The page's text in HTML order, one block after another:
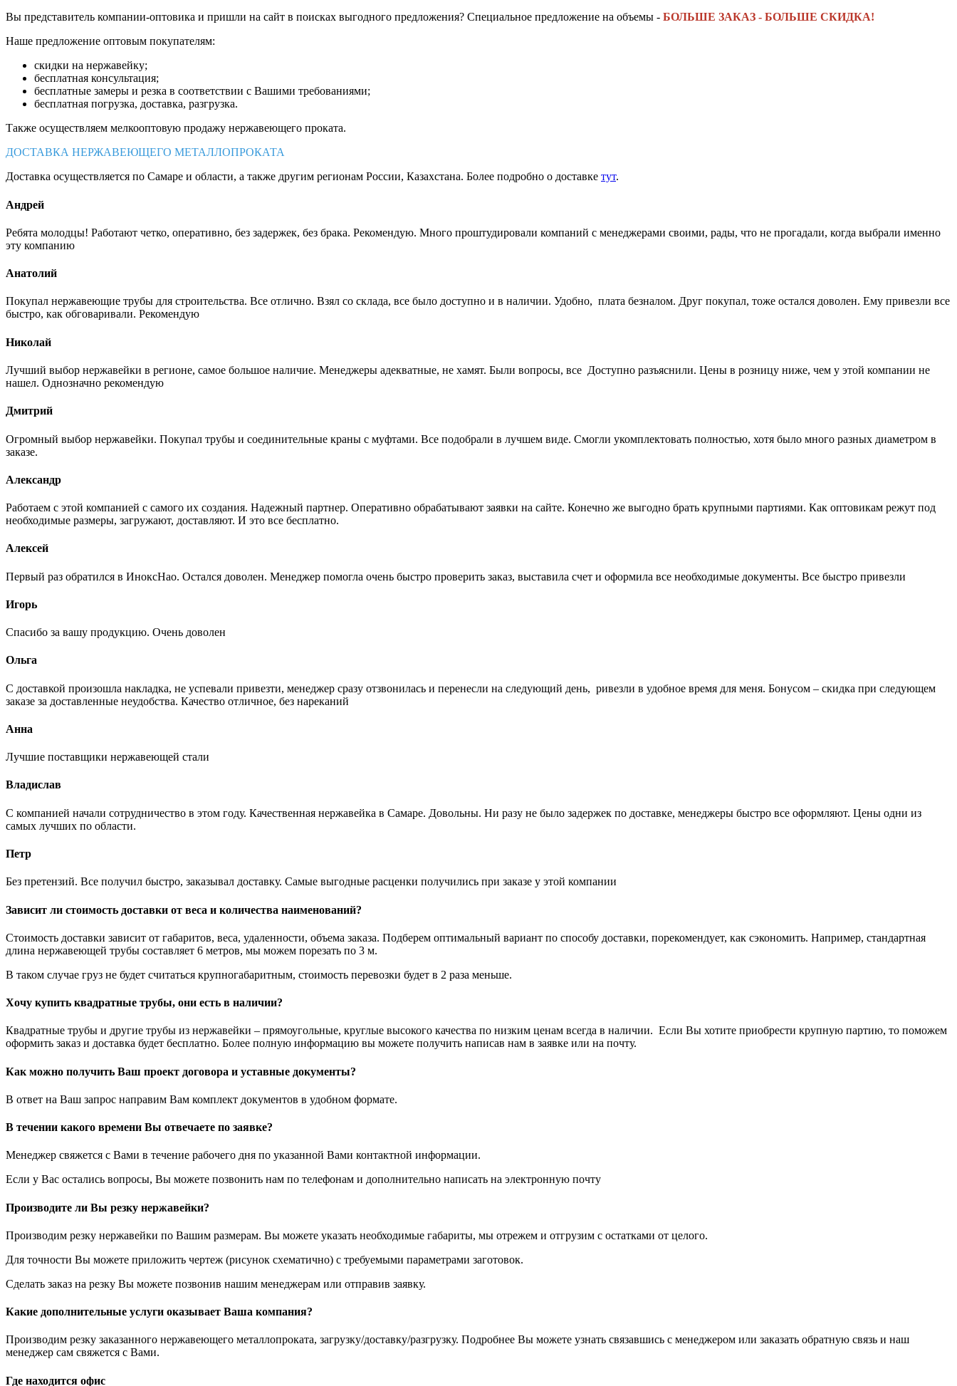
Вы представитель компании-оптовика и пришли на сайт в поисках выгодного предложения? Специальное предложение на объемы - БОЛЬШЕ ЗАКАЗ - БОЛЬШЕ СКИДКА!
Наше предложение оптовым покупателям:
скидки на нержавейку;
бесплатная консультация;
бесплатные замеры и резка в соответствии с Вашими требованиями;
бесплатная погрузка, доставка, разгрузка.
Также осуществляем мелкооптовую продажу нержавеющего проката.
ДОСТАВКА НЕРЖАВЕЮЩЕГО МЕТАЛЛОПРОКАТА
Доставка осуществляется по Самаре и области, а также другим регионам России, Казахстана. Более подробно о доставке тут.
Андрей
Ребята молодцы! Работают четко, оперативно, без задержек, без брака. Рекомендую. Много проштудировали компаний с менеджерами своими, рады, что не прогадали, когда выбрали именно
эту компанию
Анатолий
Покупал нержавеющие трубы для строительства. Все отлично. Взял со склада, все было доступно и в наличии. Удобно, плата безналом. Друг покупал, тоже остался доволен. Ему привезли все
быстро, как обговаривали. Рекомендую
Николай
Лучший выбор нержавейки в регионе, самое большое наличие. Менеджеры адекватные, не хамят. Были вопросы, все Доступно разъяснили. Цены в розницу ниже, чем у этой компании не
нашел. Однозначно рекомендую
Дмитрий
Огромный выбор нержавейки. Покупал трубы и соединительные краны с муфтами. Все подобрали в лучшем виде. Смогли укомплектовать полностью, хотя было много разных диаметром в
заказе.
Александр
Работаем с этой компанией с самого их создания. Надежный партнер. Оперативно обрабатывают заявки на сайте. Конечно же выгодно брать крупными партиями. Как оптовикам режут под
необходимые размеры, загружают, доставляют. И это все бесплатно.
Алексей
Первый раз обратился в ИноксНао. Остался доволен. Менеджер помогла очень быстро проверить заказ, выставила счет и оформила все необходимые документы. Все быстро привезли
Игорь
Спасибо за вашу продукцию. Очень доволен
Ольга
С доставкой произошла накладка, не успевали привезти, менеджер сразу отзвонилась и перенесли на следующий день, ривезли в удобное время для меня. Бонусом – скидка при следующем
заказе за доставленные неудобства. Качество отличное, без нареканий
Анна
Лучшие поставщики нержавеющей стали
Владислав
С компанией начали сотрудничество в этом году. Качественная нержавейка в Самаре. Довольны. Ни разу не было задержек по доставке, менеджеры быстро все оформляют. Цены одни из
самых лучших по области.
Петр
Без претензий. Все получил быстро, заказывал доставку. Самые выгодные расценки получились при заказе у этой компании
Зависит ли стоимость доставки от веса и количества наименований?
Стоимость доставки зависит от габаритов, веса, удаленности, объема заказа. Подберем оптимальный вариант по способу доставки, порекомендует, как сэкономить. Например, стандартная
длина нержавеющей трубы составляет 6 метров, мы можем порезать по 3 м.
В таком случае груз не будет считаться крупногабаритным, стоимость перевозки будет в 2 раза меньше.
Хочу купить квадратные трубы, они есть в наличии?
Квадратные трубы и другие трубы из нержавейки – прямоугольные, круглые высокого качества по низким ценам всегда в наличии. Если Вы хотите приобрести крупную партию, то поможем
оформить заказ и доставка будет бесплатно. Более полную информацию вы можете получить написав нам в заявке или на почту.
Как можно получить Ваш проект договора и уставные документы?
В ответ на Ваш запрос направим Вам комплект документов в удобном формате.
В течении какого времени Вы отвечаете по заявке?
Менеджер свяжется с Вами в течение рабочего дня по указанной Вами контактной информации.
Если у Вас остались вопросы, Вы можете позвонить нам по телефонам и дополнительно написать на электронную почту
Производите ли Вы резку нержавейки?
Производим резку нержавейки по Вашим размерам. Вы можете указать необходимые габариты, мы отрежем и отгрузим с остатками от целого.
Для точности Вы можете приложить чертеж (рисунок схематично) с требуемыми параметрами заготовок.
Сделать заказ на резку Вы можете позвонив нашим менеджерам или отправив заявку.
Какие дополнительные услуги оказывает Ваша компания?
Производим резку заказанного нержавеющего металлопроката, загрузку/доставку/разгрузку. Подробнее Вы можете узнать связавшись с менеджером или заказать обратную связь и наш
менеджер сам свяжется с Вами.
Где находится офис